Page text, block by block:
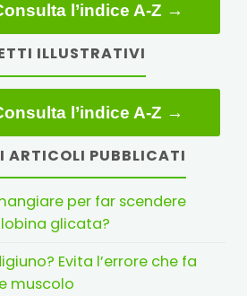
l’indice A-Z →
ILLUSTRATIVI
l’indice A-Z →
ARTICOLI PUBBLICATI
per far scendere
glicata?
Evita l’errore che fa
muscolo